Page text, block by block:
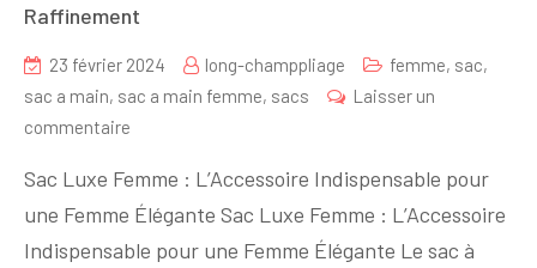
Raffinement
23 février 2024 long-champpliage femme, sac,
sac a main, sac a main femme, sacs
Laisser un
commentaire
Sac
Luxe
Femme
Sac Luxe Femme : L’Accessoire Indispensable pour
une Femme Élégante Sac Luxe Femme : L’Accessoire
Indispensable pour une Femme Élégante Le sac à